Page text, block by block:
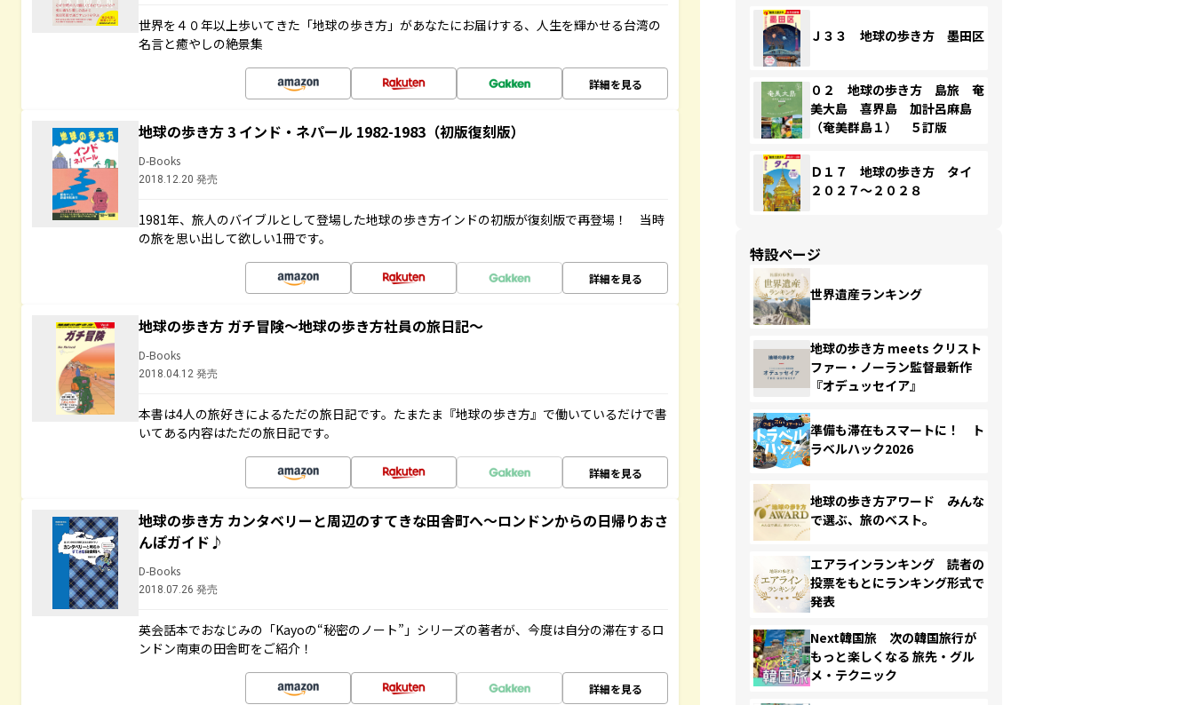
世界を４０年以上歩いてきた「地球の歩き方」があなたにお届けする、人生を輝かせる台湾の
名言と癒やしの絶景集
詳細を見る
地球の歩き方 3 インド・ネパール 1982-1983（初版復刻版）
D-Books
2018.12.20 発売
1981年、旅人のバイブルとして登場した地球の歩き方インドの初版が復刻版で再登場！ 当時
の旅を思い出して欲しい1冊です。
詳細を見る
地球の歩き方 ガチ冒険～地球の歩き方社員の旅日記～
D-Books
2018.04.12 発売
本書は4人の旅好きによるただの旅日記です。たまたま『地球の歩き方』で働いているだけで書
いてある内容はただの旅日記です。
詳細を見る
地球の歩き方 カンタベリーと周辺のすてきな田舎町へ～ロンドンからの日帰りおさ
んぽガイド♪
D-Books
2018.07.26 発売
英会話本でおなじみの「Kayoの“秘密のノート”」シリーズの著者が、今度は自分の滞在するロ
ンドン南東の田舎町をご紹介！
詳細を見る
Ｊ３３ 地球の歩き方 墨田区
０２ 地球の歩き方 島旅 奄
美大島 喜界島 加計呂麻島
（奄美群島１） ５訂版
Ｄ１７ 地球の歩き方 タイ
２０２７～２０２８
特設ページ
世界遺産ランキング
地球の歩き方 meets クリスト
ファー・ノーラン監督最新作
『オデュッセイア』
準備も滞在もスマートに！ ト
ラベルハック2026
地球の歩き方アワード みんな
で選ぶ、旅のベスト。
エアラインランキング 読者の
投票をもとにランキング形式で
発表
Next韓国旅 次の韓国旅行が
もっと楽しくなる 旅先・グル
メ・テクニック